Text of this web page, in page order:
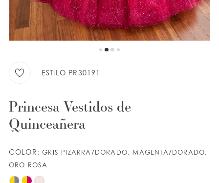
LISTA DE DESEOS
10
12
14
15
16
ESTILO PR30191
Princesa Vestidos de
Quinceañera
COLOR:GRIS PIZARRA/DORADO, MAGENTA/DORADO,
ORO ROSA